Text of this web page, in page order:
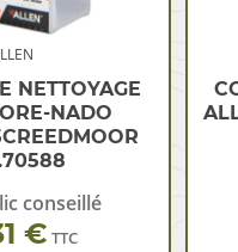
NETTOYAGE
NADO
conseillé
€ TTC